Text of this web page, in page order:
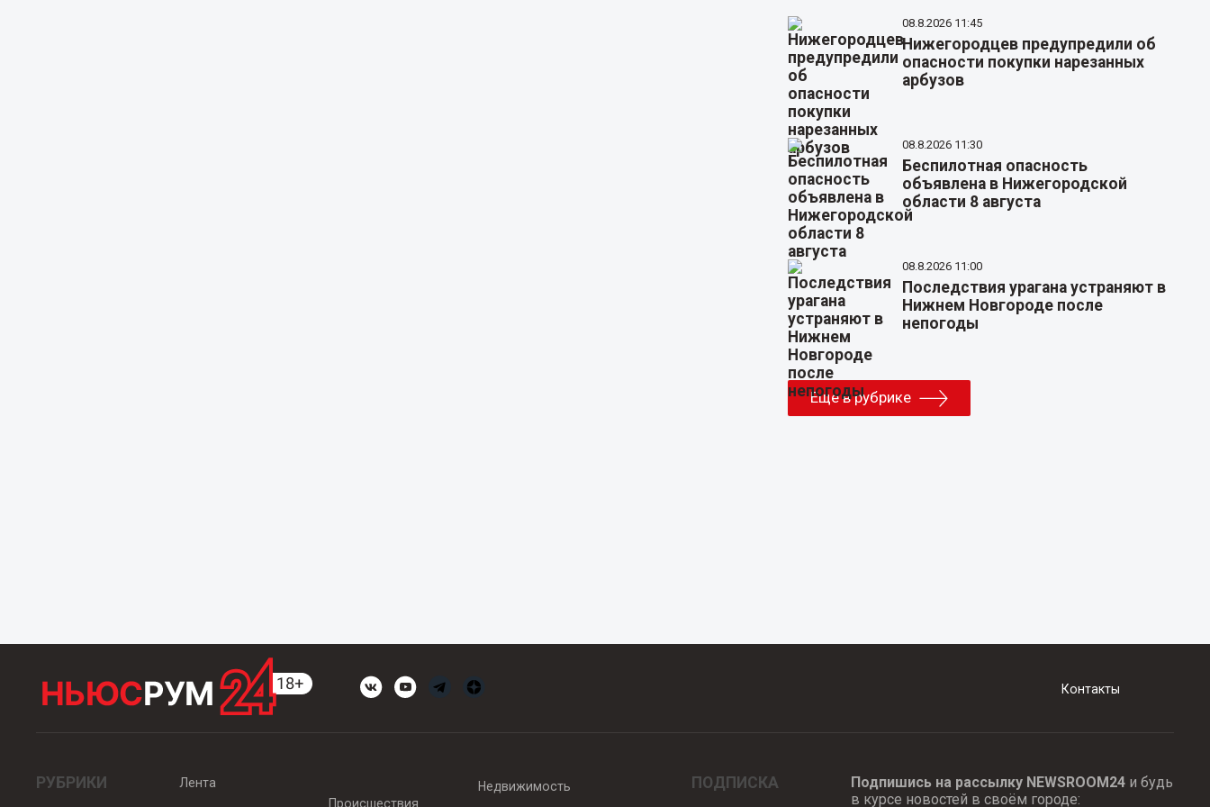
08.8.2026 11:45
Нижегородцев предупредили об
опасности покупки нарезанных
арбузов
08.8.2026 11:30
Беспилотная опасность
объявлена в Нижегородской
области 8 августа
08.8.2026 11:00
Последствия урагана устраняют в
Нижнем Новгороде после
непогоды
Еще в рубрике
Контакты
РУБРИКИ
Лента
Происшествия
Недвижимость ПОДПИСКА Подпишись на рассылку NEWSROOM24и будь
в курсе новостей в своём городе: